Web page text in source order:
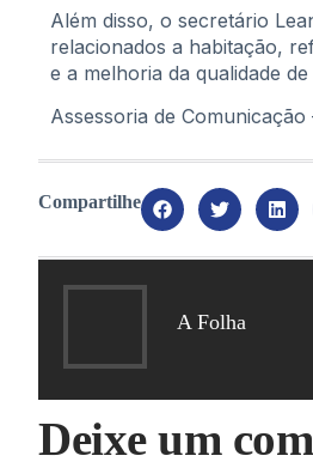
Além disso, o secretário
relacionados a habitação,
e a melhoria da qualidade
Assessoria de Comunicação
Compartilhe
A Folha
Deixe um